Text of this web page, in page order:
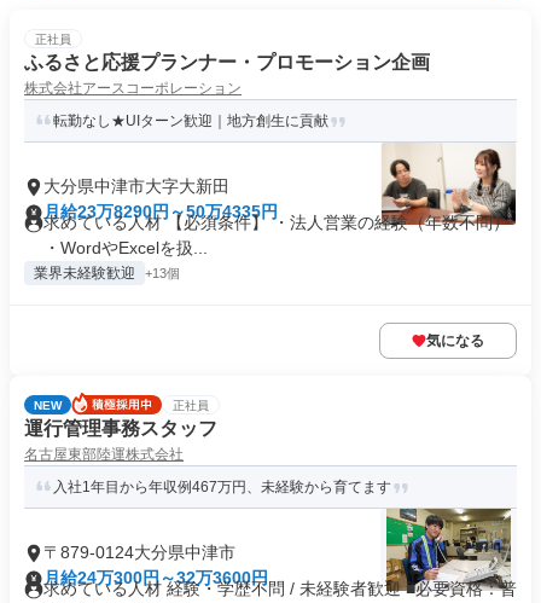
正社員
ふるさと応援プランナー・プロモーション企画
株式会社アースコーポレーション
転勤なし★UIターン歓迎｜地方創生に貢献
大分県中津市大字大新田
月給23万8290円～50万4335円
求めている人材 【必須条件】 ・法人営業の経験（年数不問）
・WordやExcelを扱...
業界未経験歓迎 +13個
気になる
NEW 正社員
運行管理事務スタッフ
名古屋東部陸運株式会社
入社1年目から年収例467万円、未経験から育てます
〒879-0124大分県中津市
月給24万300円～32万3600円
求めている人材 経験・学歴不問 / 未経験者歓迎 ■必要資格：普